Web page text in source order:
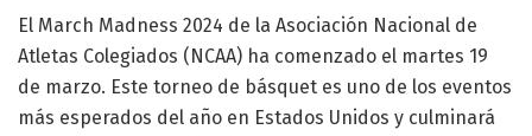
El March Madness 2024 de la Asociación Nacional de
Atletas Colegiados (NCAA) ha comenzado el martes 19
de marzo. Este torneo de básquet es uno de los eventos
más esperados del año en Estados Unidos y culminará